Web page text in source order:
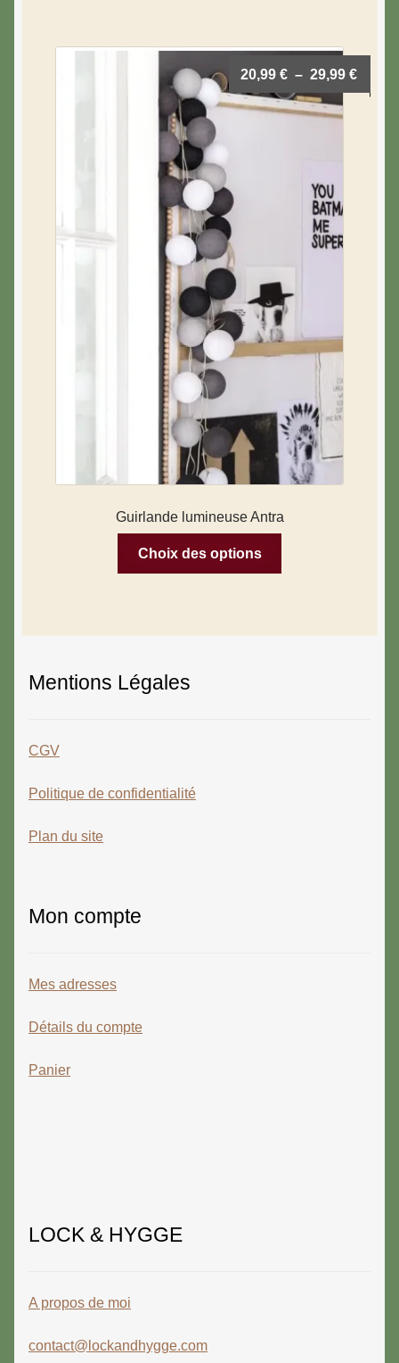
Guirlande lumineuse Antra
20,99€ – 29,99€
Choix des options
Mentions Légales
CGV
Politique de confidentialité
Plan du site
Mon compte
Mes adresses
Détails du compte
Panier
LOCK & HYGGE
A propos de moi
contact@lockandhygge.com